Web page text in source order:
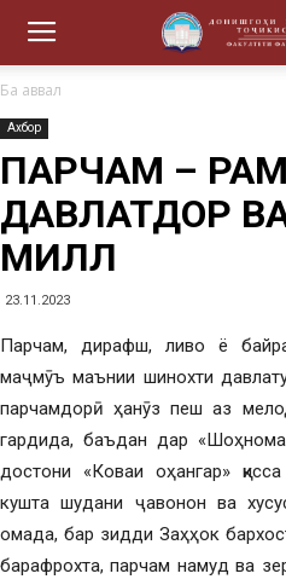
Ба аввал
Ахбор
ПАРЧАМ –
ДАВЛАТДОРӢ
МИЛЛӢ
23.11.2023
Парчам, дирафш, ливо ё
маҷмӯъ маънии шинохти
парчамдорӣ ҳанӯз пеш аз
гардида, баъдан дар
достони «Коваи оҳангар»
кушта шудани ҷавонон ва
омада, бар зидди Заҳҳок
барафрохта, парчам намуд ва